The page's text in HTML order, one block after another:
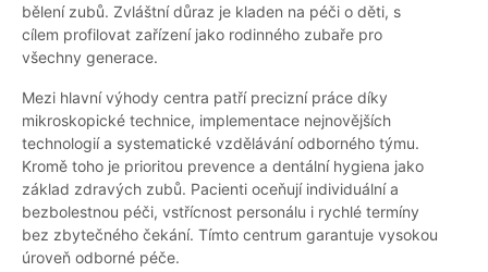
bělení zubů. Zvláštní důraz je kladen na péči o děti, s
cílem profilovat zařízení jako rodinného zubaře pro
všechny generace.
Mezi hlavní výhody centra patří precizní práce díky
mikroskopické technice, implementace nejnovějších
technologií a systematické vzdělávání odborného týmu.
Kromě toho je prioritou prevence a dentální hygiena jako
základ zdravých zubů. Pacienti oceňují individuální a
bezbolestnou péči, vstřícnost personálu i rychlé termíny
bez zbytečného čekání. Tímto centrum garantuje vysokou
úroveň odborné péče.